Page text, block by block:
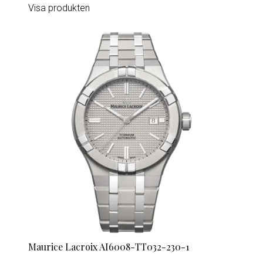
Visa produkten
Maurice Lacroix AI6008-TT032-230-1